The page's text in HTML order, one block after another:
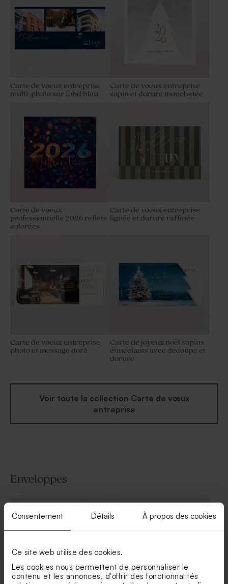
Consentement Détails À propos des cookies
Ce site web utilise des cookies.
Les cookies nous permettent de personnaliser le
contenu et les annonces, d'offrir des fonctionnalités
Carte de voeux entreprise
multi-photo sur fond bleu
Carte de voeux entreprise
sapin et dorure mouchetée
Carte de voeux
professionnelle 2026 reflets
colorées
Carte de voeux entreprise
lignée et dorure raffinée
Carte de voeux entreprise
photo et message doré
Carte de joyeux noël sapins
étincelants avec découpe et
dorure
Voir toute la collection Carte de vœux
entreprise
Enveloppes